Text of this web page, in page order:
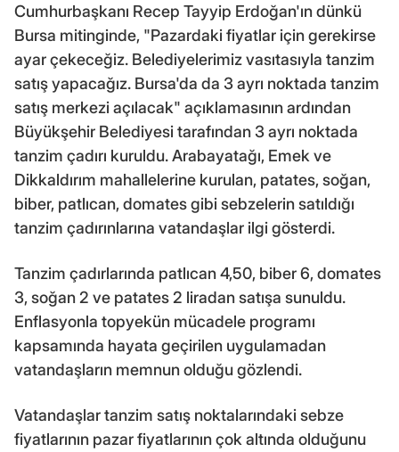
Cumhurbaşkanı Recep Tayyip Erdoğan'ın dünkü
Bursa mitinginde, "Pazardaki fiyatlar için gerekirse
ayar çekeceğiz. Belediyelerimiz vasıtasıyla tanzim
satış yapacağız. Bursa'da da 3 ayrı noktada tanzim
satış merkezi açılacak" açıklamasının ardından
Büyükşehir Belediyesi tarafından 3 ayrı noktada
tanzim çadırı kuruldu. Arabayatağı, Emek ve
Dikkaldırım mahallelerine kurulan, patates, soğan,
biber, patlıcan, domates gibi sebzelerin satıldığı
tanzim çadırınlarına vatandaşlar ilgi gösterdi.
Tanzim çadırlarında patlıcan 4,50, biber 6, domates
3, soğan 2 ve patates 2 liradan satışa sunuldu.
Enflasyonla topyekün mücadele programı
kapsamında hayata geçirilen uygulamadan
vatandaşların memnun olduğu gözlendi.
Vatandaşlar tanzim satış noktalarındaki sebze
fiyatlarının pazar fiyatlarının çok altında olduğunu